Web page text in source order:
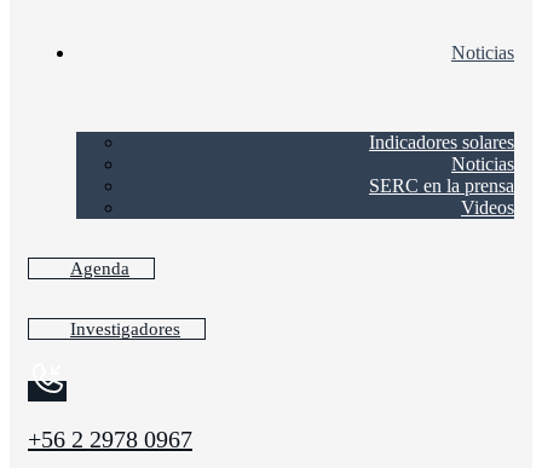
Noticias
Indicadores solares
Noticias
SERC en la prensa
Videos
Agenda
Investigadores
+56 2 2978 0967